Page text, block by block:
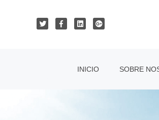
INICIO SOBRE